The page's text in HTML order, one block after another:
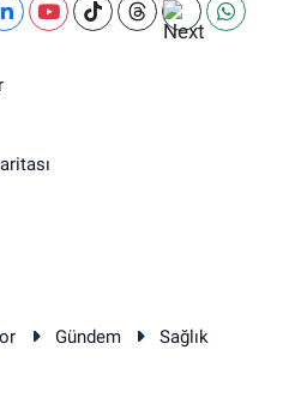
Gündem
Sağlık